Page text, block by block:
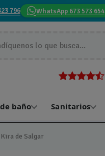
796 WhatsApp 673 573 654
baño Sanitarios
de Salgar